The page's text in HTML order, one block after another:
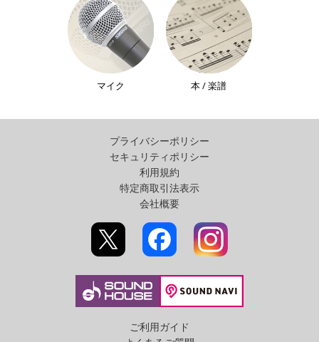
マイク 本 / 楽譜
プライバシーポリシー
セキュリティポリシー
利用規約
特定商取引法表示
会社概要
ご利用ガイド